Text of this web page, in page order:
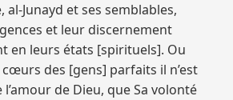
al-Junayd et ses semblables,
et leur discernement
en leurs états [spirituels]. Ou
des [gens] parfaits il n’est
l’amour de Dieu, que Sa volonté